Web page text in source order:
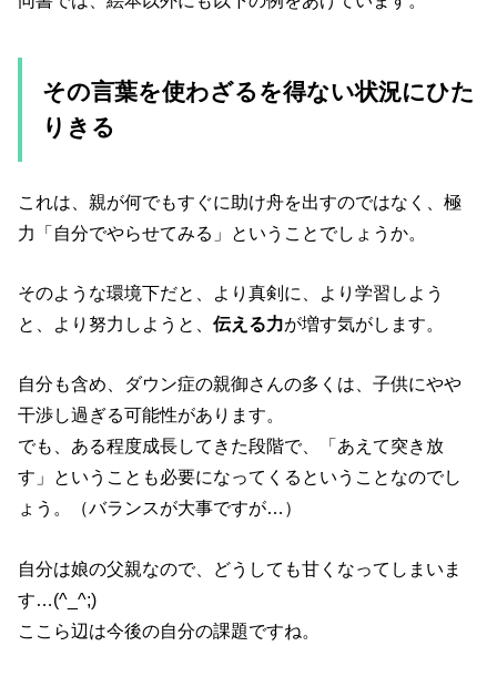
その言葉を使わざるを得ない状況にひた
りきる
これは、親が何でもすぐに助け舟を出すのではなく、極
力「自分でやらせてみる」ということでしょうか。
そのような環境下だと、より真剣に、より学習しよう
と、より努力しようと、伝える力が増す気がします。
自分も含め、ダウン症の親御さんの多くは、子供にやや
干渉し過ぎる可能性があります。
でも、ある程度成長してきた段階で、「あえて突き放
す」ということも必要になってくるということなのでし
ょう。（バランスが大事ですが…）
自分は娘の父親なので、どうしても甘くなってしまいま
す…(^_^;)
ここら辺は今後の自分の課題ですね。